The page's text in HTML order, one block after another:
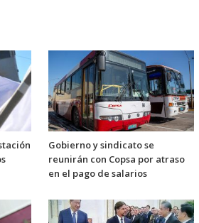
Gobierno y sindicato se
reunirán con Copsa por atraso
en el pago de salarios